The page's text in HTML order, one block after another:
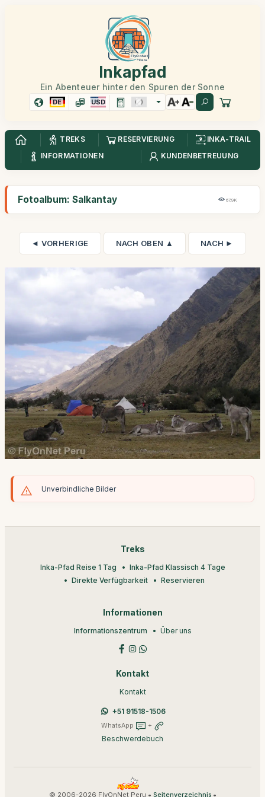
Inkapfad
Ein Abenteuer hinter den Spuren der Sonne
DE USD
TREKS RESERVIERUNG
INKA-TRAIL
INFORMATIONEN
KUNDENBETREUUNG
Fotoalbum: Salkantay 67,9K
◄ VORHERIGE NACH OBEN ▲ NACH ►
Unverbindliche Bilder
Treks
Inka-Pfad Reise 1 Tag
Inka-Pfad Klassisch 4 Tage
Direkte Verfügbarkeit
Reservieren
Informationen
Informationszentrum Über uns
Kontakt
Kontakt
+51 91518-1506
WhatsApp +
Beschwerdebuch
© 2006-2026 FlyOnNet Peru • Seitenverzeichnis•